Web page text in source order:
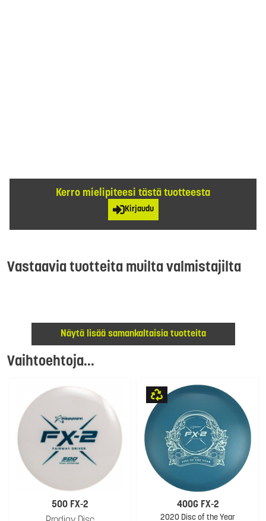
Kerro mielipiteesi tästä tuotteesta
Kirjaudu
Vastaavia tuotteita muilta valmistajilta
Näytä lisää samankaltaisia tuotteita
Vaihtoehtoja...
500 FX-2
400G FX-2
2020 Disc of the Year